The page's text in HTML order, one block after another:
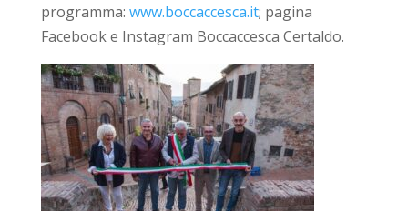
programma: www.boccaccesca.it; pagina
Facebook e Instagram Boccaccesca Certaldo.